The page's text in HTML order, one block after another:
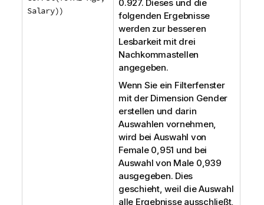
Salary))
0.927. Dieses und die
folgenden Ergebnisse
werden zur besseren
Lesbarkeit mit drei
Nachkommastellen
angegeben.
Wenn Sie ein Filterfenster
mit der Dimension Gender
erstellen und darin
Auswahlen vornehmen,
wird bei Auswahl von
Female0,951 und bei
Auswahl von Male 0,939
ausgegeben. Dies
geschieht, weil die Auswahl
alle Ergebnisse ausschließt,